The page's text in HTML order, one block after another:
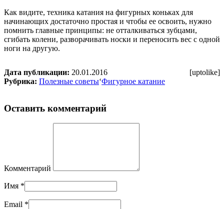
Как видите, техника катания на фигурных коньках для
начинающих достаточно простая и чтобы ее освоить, нужно
помнить главные принципы: не отталкиваться зубцами,
сгибать колени, разворачивать носки и переносить вес с одной
ноги на другую.
Дата публикации: 20.01.2016
Рубрика: Полезные советы‘Фигурное катание
[uptolike]
Оставить комментарий
Комментарий
Имя *
Email *